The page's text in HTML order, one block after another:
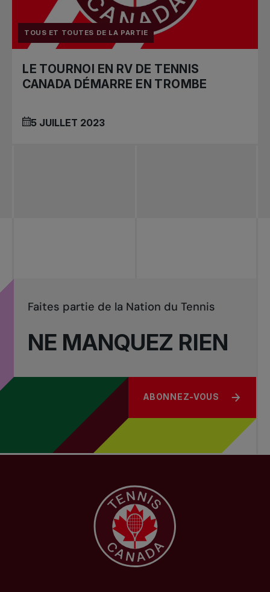
TOUS ET TOUTES DE LA PARTIE
LE TOURNOI EN RV DE TENNIS
CANADA DÉMARRE EN TROMBE
5 JUILLET 2023
NE MANQUEZ RIEN
Faites partie de la Nation du Tennis
ABONNEZ-VOUS